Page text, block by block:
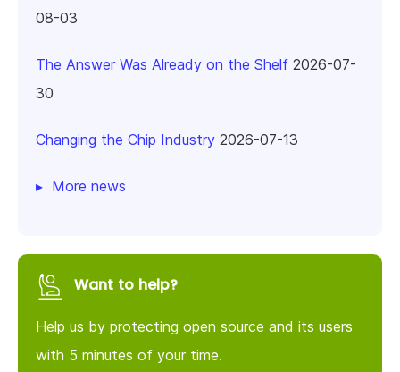
08-03
The Answer Was Already on the Shelf 2026-07-
30
Changing the Chip Industry 2026-07-13
More news
Want to help?
Help us by protecting open source and its users
with 5 minutes of your time.